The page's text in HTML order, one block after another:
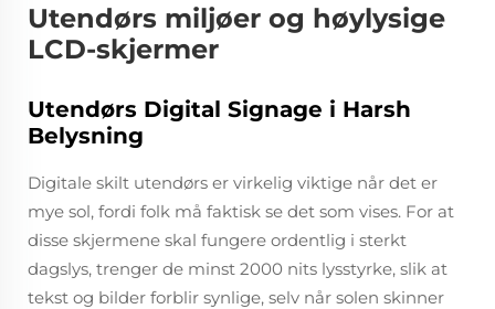
Utendørs miljøer og høylysige
LCD-skjermer
Utendørs Digital Signage i Harsh
Belysning
Digitale skilt utendørs er virkelig viktige når det er
mye sol, fordi folk må faktisk se det som vises. For at
disse skjermene skal fungere ordentlig i sterkt
dagslys, trenger de minst 2000 nits lysstyrke, slik at
tekst og bilder forblir synlige, selv når solen skinner